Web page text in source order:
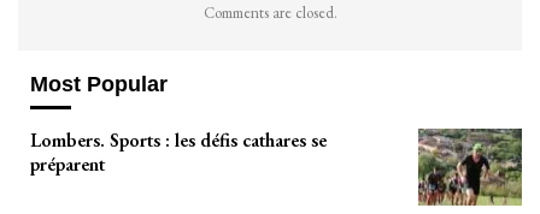
Comments are closed.
Most Popular
Lombers. Sports : les défis cathares se
préparent